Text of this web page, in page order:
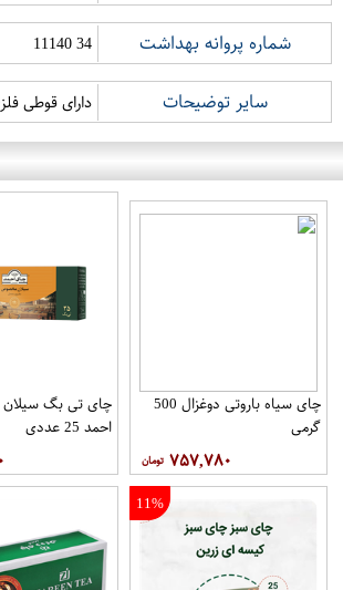
شماره پروانه بهداشت 34 11140
سایر توضیحات دارای قوطی
چای سیاه باروتی دوغزال 500
گرمی
۷۵۷,۷۸۰
چای تی بگ
احمد 25 عددی
11%